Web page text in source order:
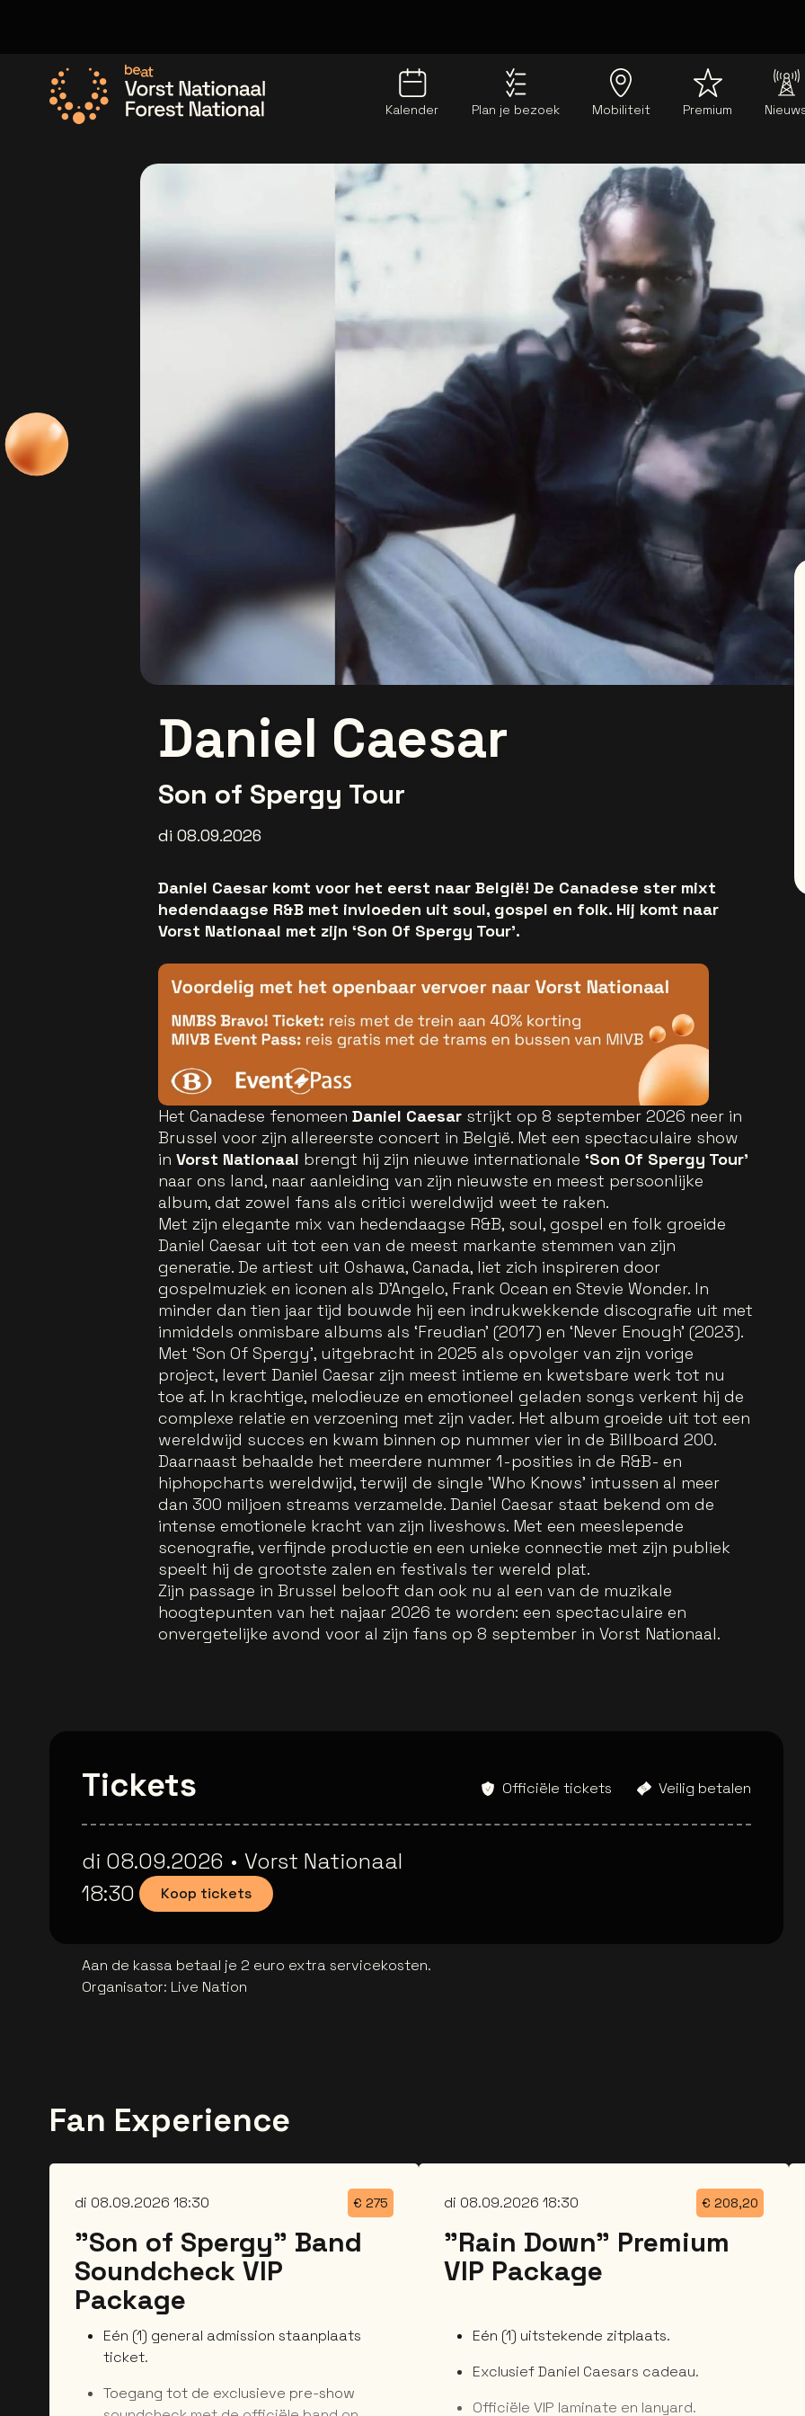
Kalender Plan je bezoek Mobiliteit Premium
Daniel Caesar
Son of Spergy Tour
di 08.09.2026
Daniel Caesar komt voor het eerst naar België! De Canadese ster mixt
hedendaagse R&B met invloeden uit soul, gospel en folk. Hij komt naar
Vorst Nationaal met zijn ‘Son Of Spergy Tour’.
Het Canadese fenomeen Daniel Caesar strijkt op 8 september 2026 neer in
Brussel voor zijn allereerste concert in België. Met een spectaculaire show
in Vorst Nationaal brengt hij zijn nieuwe internationale ‘Son Of Spergy Tour’
naar ons land, naar aanleiding van zijn nieuwste en meest persoonlijke
album, dat zowel fans als critici wereldwijd weet te raken.
Met zijn elegante mix van hedendaagse R&B, soul, gospel en folk groeide
Daniel Caesar uit tot een van de meest markante stemmen van zijn
generatie. De artiest uit Oshawa, Canada, liet zich inspireren door
gospelmuziek en iconen als D’Angelo, Frank Ocean en Stevie Wonder. In
minder dan tien jaar tijd bouwde hij een indrukwekkende discografie uit met
inmiddels onmisbare albums als ‘Freudian’ (2017) en ‘Never Enough’ (2023).
Met ‘Son Of Spergy’, uitgebracht in 2025 als opvolger van zijn vorige
project, levert Daniel Caesar zijn meest intieme en kwetsbare werk tot nu
toe af. In krachtige, melodieuze en emotioneel geladen songs verkent hij de
complexe relatie en verzoening met zijn vader. Het album groeide uit tot een
wereldwijd succes en kwam binnen op nummer vier in de Billboard 200.
Daarnaast behaalde het meerdere nummer 1-posities in de R&B- en
hiphopcharts wereldwijd, terwijl de single 'Who Knows' intussen al meer
dan 300 miljoen streams verzamelde. Daniel Caesar staat bekend om de
intense emotionele kracht van zijn liveshows. Met een meeslepende
scenografie, verfijnde productie en een unieke connectie met zijn publiek
speelt hij de grootste zalen en festivals ter wereld plat.
Zijn passage in Brussel belooft dan ook nu al een van de muzikale
hoogtepunten van het najaar 2026 te worden: een spectaculaire en
onvergetelijke avond voor al zijn fans op 8 september in Vorst Nationaal.
Tickets Officiële tickets Veilig betalen
di 08.09.2026 • Vorst Nationaal
18:30
Koop tickets
Aan de kassa betaal je 2 euro extra servicekosten.
Organisator: Live Nation
Fan Experience
di 08.09.2026 18:30 €275
"Son of Spergy" Band
Soundcheck VIP
Package
Eén (1) general admission staanplaats
ticket.
Toegang tot de exclusieve pre-show
di 08.09.2026 18:30 € 208,20
"Rain Down" Premium
VIP Package
Eén (1) uitstekende zitplaats.
Exclusief Daniel Caesars cadeau.
Officiële VIP laminate en lanyard.